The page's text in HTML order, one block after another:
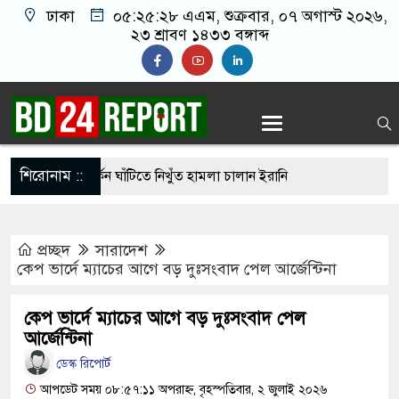
ঢাকা ০৫:২৫:২৯ এএম, শুক্রবার, ০৭ অগাস্ট ২০২৬,
২৩ শ্রাবণ ১৪৩৩ বঙ্গাব্দ
শিরোনাম ::
ছাড়াই মার্কিন ঘাঁটিতে নিখুঁত হামলা চালান ইরানি
১০০ পরিবারকে নতুন ঘর দেবেন প্রধানমন্ত্রী
ছাত্রী
‘হাজারগুণ ভালো’ দেশ চালাচ্ছেন তারেক রহমান:
প্রচ্ছদ
সারাদেশ
কেপ ভার্দে ম্যাচের আগে বড় দুঃসংবাদ পেল আর্জেন্টিনা
কেপ ভার্দে ম্যাচের আগে বড় দুঃসংবাদ পেল
আর্জেন্টিনা
ডেস্ক রিপোর্ট
আপডেট সময় ০৮:৫৭:১১ অপরাহ্ন, বৃহস্পতিবার, ২ জুলাই ২০২৬